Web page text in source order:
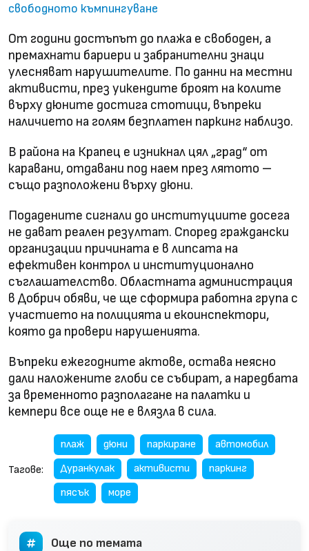
свободното къмпингуване
От години достъпът до плажа е свободен, а
премахнати бариери и забранителни знаци
улесняват нарушителите. По данни на местни
активисти, през уикендите броят на колите
върху дюните достига стотици, въпреки
наличието на голям безплатен паркинг наблизо.
В района на Крапец е изникнал цял „град“ от
каравани, отдавани под наем през лятото –
също разположени върху дюни.
Подадените сигнали до институциите досега
не дават реален резултат. Според граждански
организации причината е в липсата на
ефективен контрол и институционално
съглашателство. Областната администрация
в Добрич обяви, че ще сформира работна група с
участието на полицията и екоинспектори,
която да провери нарушенията.
Въпреки ежегодните актове, остава неясно
дали наложените глоби се събират, а наредбата
за временното разполагане на палатки и
кемпери все още не е влязла в сила.
Тагове:
плаж дюни паркиране
автомобил
Дуранкулак
активисти
паркинг
пясък
море
Още по темата